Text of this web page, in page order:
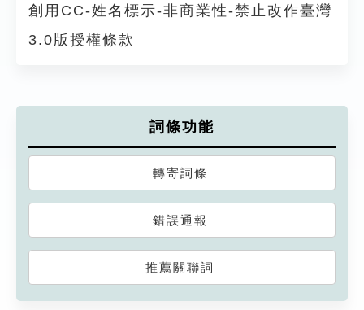
創用CC-姓名標示-非商業性-禁止改作臺灣
3.0版授權條款
詞條功能
轉寄詞條
錯誤通報
推薦關聯詞